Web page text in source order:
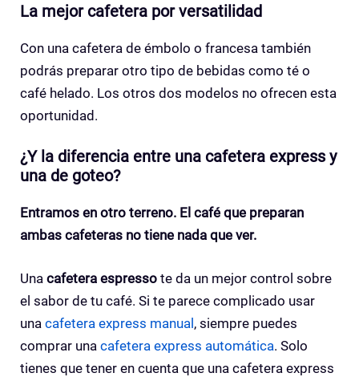
La mejor cafetera por versatilidad
Con una cafetera de émbolo o francesa también
podrás preparar otro tipo de bebidas como té o
café helado. Los otros dos modelos no ofrecen esta
oportunidad.
¿Y la diferencia entre una cafetera express y
una de goteo?
Entramos en otro terreno. El café que preparan
ambas cafeteras no tiene nada que ver.
Una cafetera espresso te da un mejor control sobre
el sabor de tu café. Si te parece complicado usar
una cafetera express manual, siempre puedes
comprar una cafetera express automática. Solo
tienes que tener en cuenta que una cafetera express